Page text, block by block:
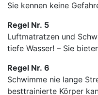
Sie kennen keine
Regel Nr. 5
Luftmatratzen und
tiefe Wasser! – Sie
Regel Nr. 6
Schwimme nie lange
besttrainierte Körper